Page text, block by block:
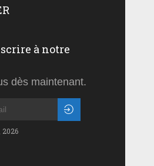
à notre
dès maintenant.
2026